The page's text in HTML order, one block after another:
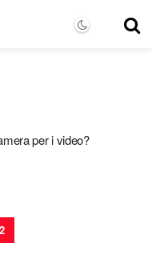
per i video?
2